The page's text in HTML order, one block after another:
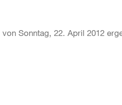
Sonntag, 22. April 2012